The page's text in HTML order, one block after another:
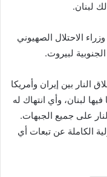
لبنان.
الاحتلال الصهيوني
لبيروت.
‌بين إيران وأمريكا
لبنان، وأي انتهاك له
على جميع الجبهات.
الكاملة عن تبعات أي